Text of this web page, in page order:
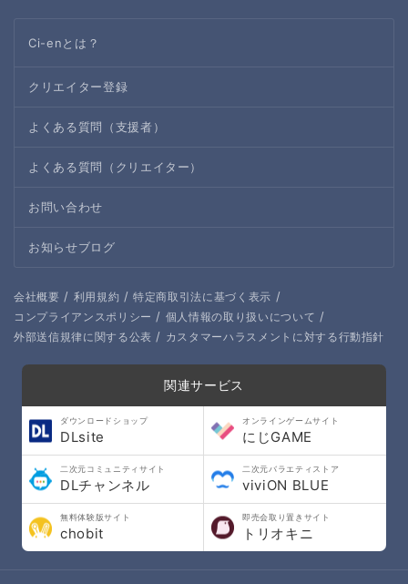
Ci-enとは？
クリエイター登録
よくある質問（支援者）
よくある質問（クリエイター）
お問い合わせ
お知らせブログ
会社概要 / 利用規約 / 特定商取引法に基づく表示 /
コンプライアンスポリシー / 個人情報の取り扱いについて /
外部送信規律に関する公表 / カスタマーハラスメントに対する行動指針
関連サービス
ダウンロードショップ
DLsite
オンラインゲームサイト
にじGAME
二次元コミュニティサイト
DLチャンネル
二次元バラエティストア
viviON BLUE
無料体験版サイト
chobit
即売会取り置きサイト
トリオキニ